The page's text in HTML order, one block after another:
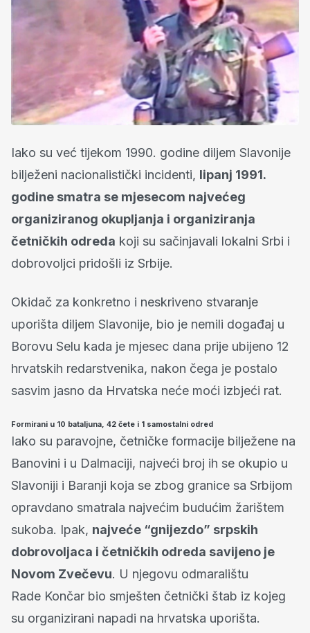
Iako su već tijekom 1990. godine diljem Slavonije
bilježeni nacionalistički incidenti, lipanj 1991.
godine smatra se mjesecom najvećeg
organiziranog okupljanja i organiziranja
četničkih odreda koji su sačinjavali lokalni Srbi i
dobrovoljci pridošli iz Srbije.
Okidač za konkretno i neskriveno stvaranje
uporišta diljem Slavonije, bio je nemili događaj u
Borovu Selu kada je mjesec dana prije ubijeno 12
hrvatskih redarstvenika, nakon čega je postalo
sasvim jasno da Hrvatska neće moći izbjeći rat.
Formirani u 10 bataljuna, 42 čete i 1 samostalni odred
Iako su paravojne, četničke formacije bilježene na
Banovini i u Dalmaciji, najveći broj ih se okupio u
Slavoniji i Baranji koja se zbog granice sa Srbijom
opravdano smatrala najvećim budućim žarištem
sukoba. Ipak, najveće “gnijezdo” srpskih
dobrovoljaca i četničkih odreda savijeno je
Novom Zvečevu. U njegovu odmaralištu
Rade Končar bio smješten četnički štab iz kojeg
su organizirani napadi na hrvatska uporišta.